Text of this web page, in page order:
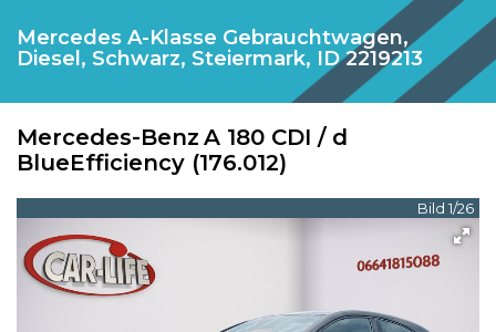
Mercedes A-Klasse Gebrauchtwagen,
Diesel, Schwarz, Steiermark, ID 2219213
Mercedes-Benz A 180 CDI / d
BlueEfficiency (176.012)
Bild 1/26